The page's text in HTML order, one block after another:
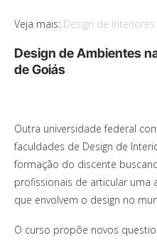
Veja mais: Design de Interiores
Design de Ambientes
de Goiás
Outra universidade federal
faculdades de Design de
formação do discente
profissionais de articular uma
que envolvem o design no
O curso propõe novos